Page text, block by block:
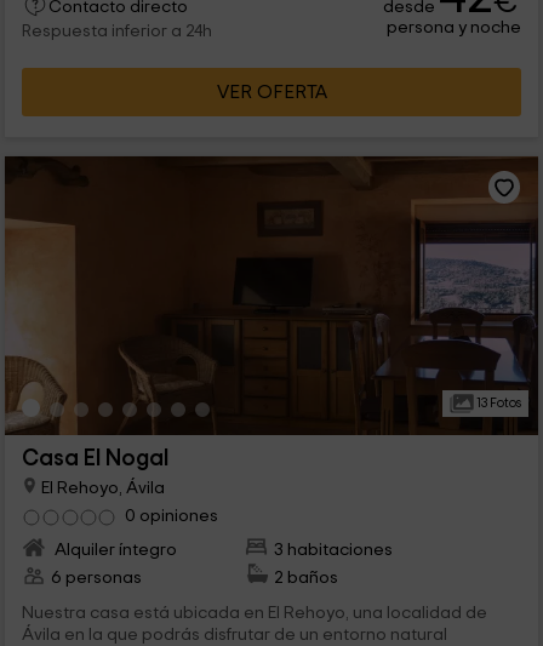
Contacto directo
Respuesta inferior a 24h
desde
persona y noche
VER OFERTA
13 Fotos
Casa El Nogal
El Rehoyo, Ávila
0 opiniones
Alquiler íntegro
3 habitaciones
6 personas
2 baños
Nuestra casa está ubicada en El Rehoyo, una localidad de
Ávila en la que podrás disfrutar de un entorno natural